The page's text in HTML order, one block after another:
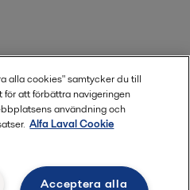
alla cookies" samtycker du till
att förbättra navigeringen
användning och
Alfa Laval Cookie
Acceptera alla